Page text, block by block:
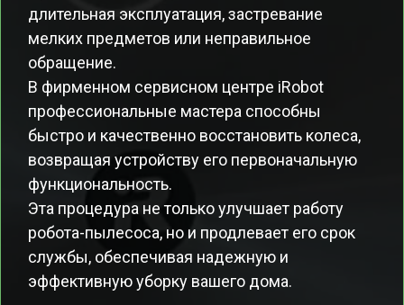
длительная эксплуатация, застревание
мелких предметов или неправильное
обращение.
В фирменном сервисном центре iRobot
профессиональные мастера способны
быстро и качественно восстановить колеса,
возвращая устройству его первоначальную
функциональность.
Эта процедура не только улучшает работу
робота-пылесоса, но и продлевает его срок
службы, обеспечивая надежную и
эффективную уборку вашего дома.